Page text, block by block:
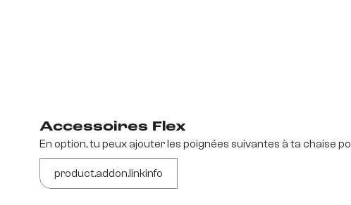
Accessoires Flex
En option, tu peux ajouter les poignées suivantes à ta chaise
product.addon.linkinfo